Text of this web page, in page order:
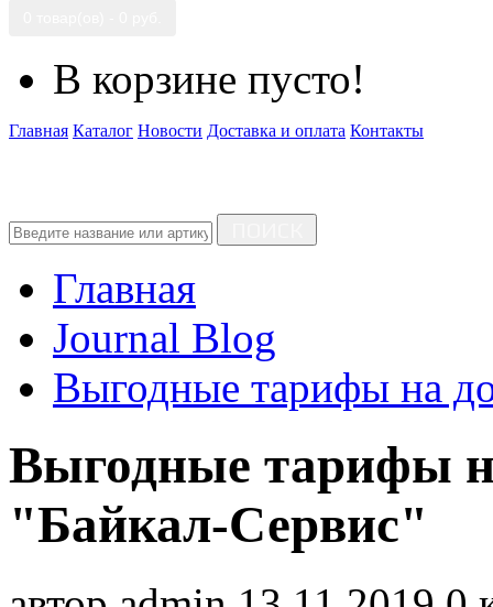
В корзине пусто!
Главная Каталог Новости Доставка и оплата Контакты
Главная
Journal Blog
Выгодные тарифы на
Выгодные тарифы
"Байкал-Сервис"